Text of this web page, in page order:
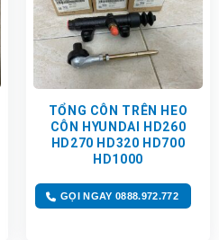
TỔNG CÔN TRÊN HEO
CÔN HYUNDAI HD260
HD270 HD320 HD700
HD1000
GỌI NGAY 0888.972.772